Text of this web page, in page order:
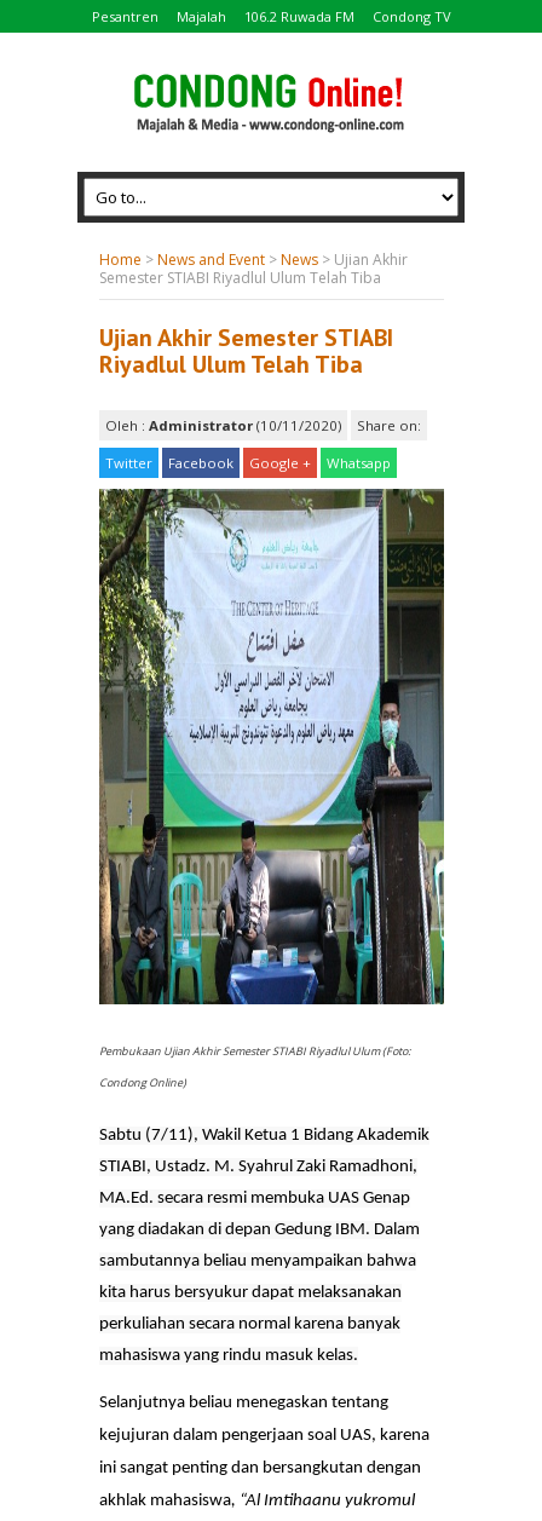
Pesantren Majalah 106.2 Ruwada FM Condong TV
Home >News and Event >News> Ujian Akhir
Semester STIABI Riyadlul Ulum Telah Tiba
Ujian Akhir Semester STIABI
Riyadlul Ulum Telah Tiba
Oleh : Administrator(10/11/2020) Share on:
Twitter Facebook Google + Whatsapp
Pembukaan Ujian Akhir Semester STIABI Riyadlul Ulum (Foto:
Condong Online)
Sabtu (7/11), Wakil Ketua 1 Bidang Akademik
STIABI, Ustadz. M. Syahrul Zaki Ramadhoni,
MA.Ed. secara resmi membuka UAS Genap
yang diadakan di depan Gedung IBM. Dalam
sambutannya beliau menyampaikan bahwa
kita harus bersyukur dapat melaksanakan
perkuliahan secara normal karena banyak
mahasiswa yang rindu masuk kelas.
Selanjutnya beliau menegaskan tentang
kejujuran dalam pengerjaan soal UAS, karena
ini sangat penting dan bersangkutan dengan
akhlak mahasiswa, “Al Imtihaanu yukromul